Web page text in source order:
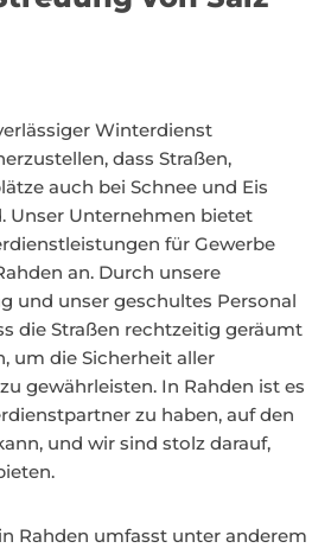
Winterdienst
dass Straßen,
auch bei Schnee und Eis
Unser Unternehmen bietet
für Gewerbe
an. Durch unsere
und unser geschultes Personal
die Straßen rechtzeitig geräumt
um die Sicherheit aller
gewährleisten. In Rahden ist es
zu haben, auf den
und wir sind stolz darauf,
Rahden umfasst unter anderem